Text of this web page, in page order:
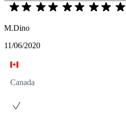
M.Dino
11/06/2020
Canada